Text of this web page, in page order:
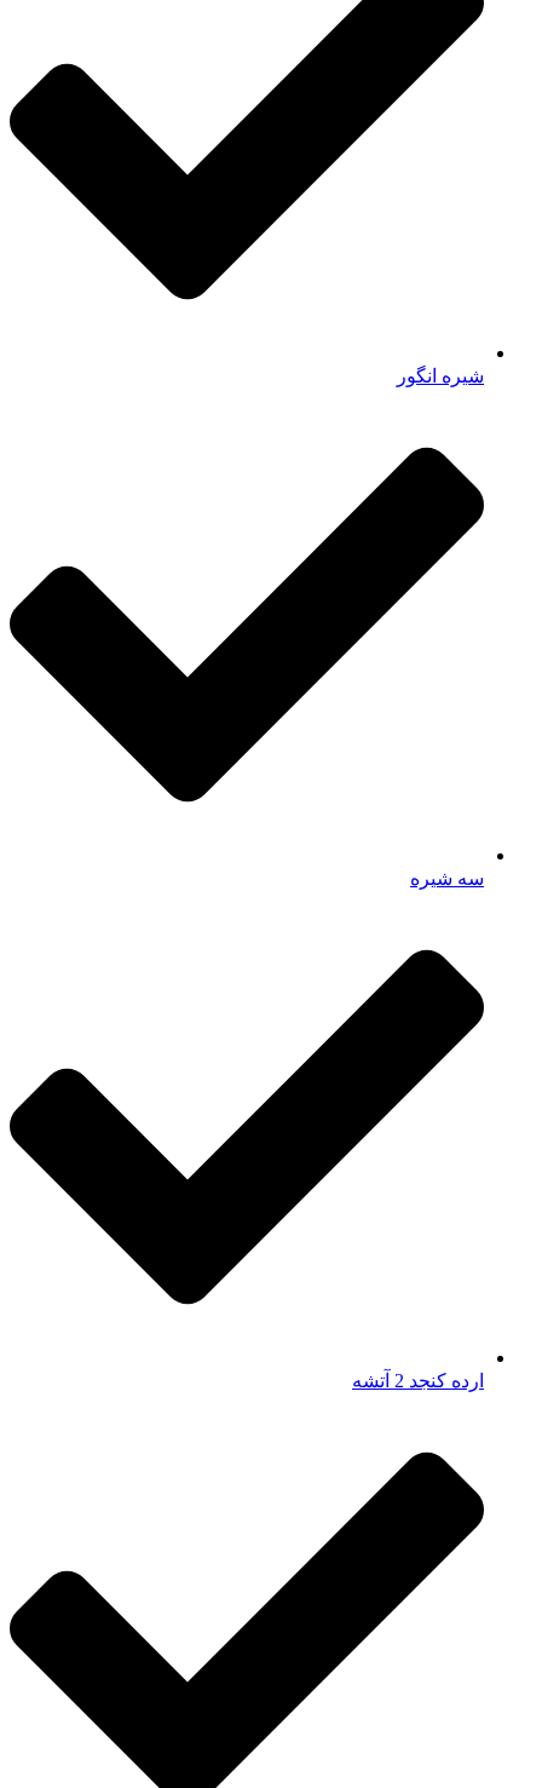
شیره انگور
سه شیره
ارده کنجد 2 آتشه